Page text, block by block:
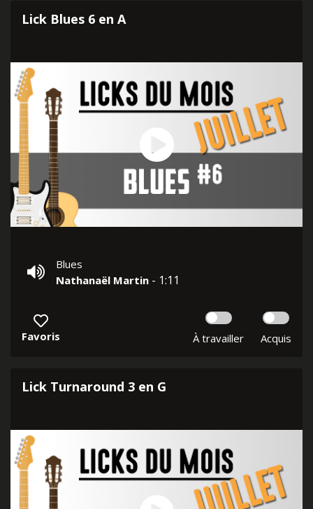
Lick Blues 6 en A
Blues
Nathanaël Martin - 1:11
Favoris À travailler Acquis
Lick Turnaround 3 en G